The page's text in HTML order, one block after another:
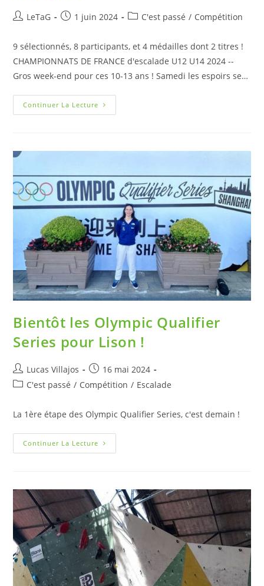
LeTaG 1 juin 2024 C'est passé / Compétition
9 sélectionnés, 8 participants, et 4 médailles dont 2 titres !
CHAMPIONNATS DE FRANCE d'escalade U12 U14 2024 --
Gros week-end pour ces 10-13 ans ! Samedi les espoirs se…
Continuer La Lecture
Bientôt les Olympic Qualifier
Series pour Lison !
Lucas Villajos
16 mai 2024
C'est passé / Compétition / Escalade
La 1ère étape des Olympic Qualifier Series, c'est demain !
Continuer La Lecture